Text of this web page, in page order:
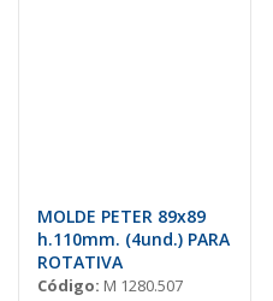
MOLDE PETER 89x89
h.110mm. (4und.) PARA
ROTATIVA
Código: M 1280.507